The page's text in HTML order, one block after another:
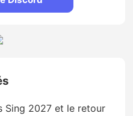
Sing 2027 et le retour